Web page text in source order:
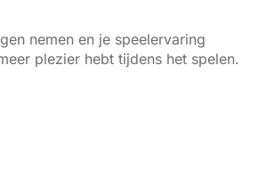
nemen en je speelervaring
plezier hebt tijdens het spelen.